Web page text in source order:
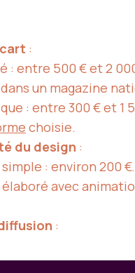
:
: entre 500 € et 2
un magazine
: entre 300 € et 1
choisie.
du design :
: environ 200 €.
avec
: